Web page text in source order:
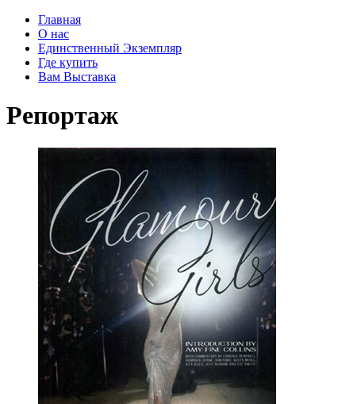
Главная
О нас
Единственный Экземпляр
Где купить
Вам Выставка
Репортаж